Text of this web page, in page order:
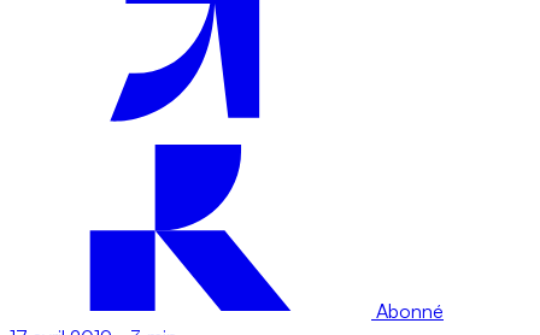
Abonné